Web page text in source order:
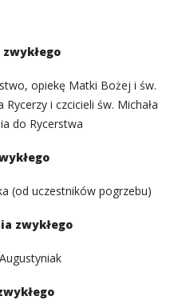
opiekę Matki Bożej i św.
Rycerzy i czcicieli św. Michała
do Rycerstwa
(od uczestników pogrzebu)
zwykłego